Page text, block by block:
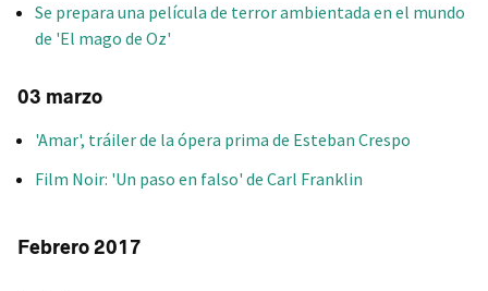
Se prepara una película de terror ambientada en el mundo
de 'El mago de Oz'
03 marzo
'Amar', tráiler de la ópera prima de Esteban Crespo
Film Noir: 'Un paso en falso' de Carl Franklin
Febrero 2017